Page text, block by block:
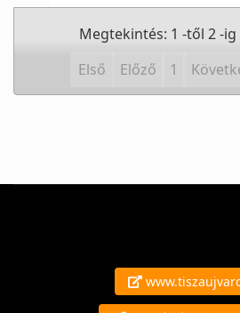
Megtekintés: 1 -től 2 -ig
Első
Előző 1